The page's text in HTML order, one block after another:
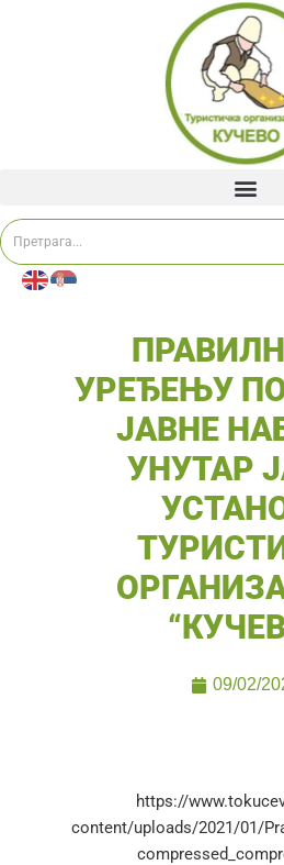
УРЕЂЕЊУ
ЈАВНЕ
УНУТАР
09/02/
https://
content/uploads/2021/01/